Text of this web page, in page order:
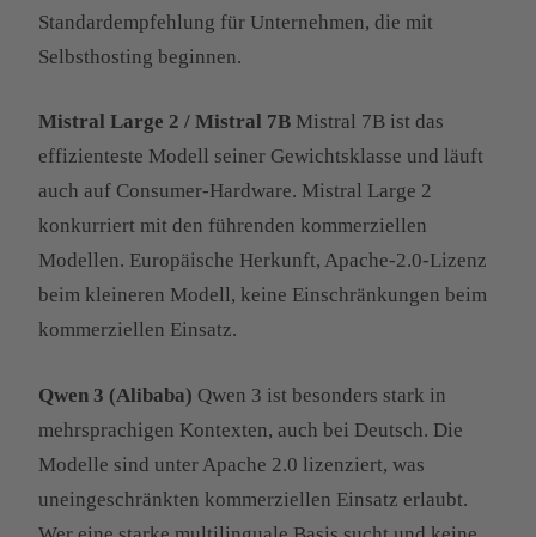
Standardempfehlung für Unternehmen, die mit
Selbsthosting beginnen.
Mistral Large 2 / Mistral 7B Mistral 7B ist das
effizienteste Modell seiner Gewichtsklasse und läuft
auch auf Consumer-Hardware. Mistral Large 2
konkurriert mit den führenden kommerziellen
Modellen. Europäische Herkunft, Apache-2.0-Lizenz
beim kleineren Modell, keine Einschränkungen beim
kommerziellen Einsatz.
Qwen 3 (Alibaba) Qwen 3 ist besonders stark in
mehrsprachigen Kontexten, auch bei Deutsch. Die
Modelle sind unter Apache 2.0 lizenziert, was
uneingeschränkten kommerziellen Einsatz erlaubt.